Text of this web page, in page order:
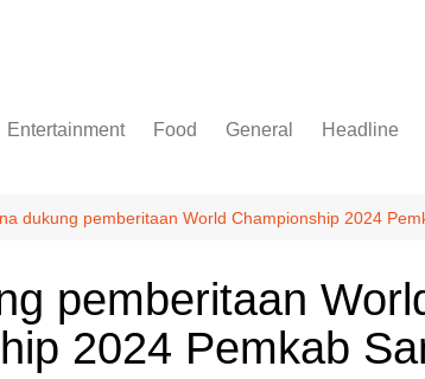
Entertainment Food General Headline
dukung pemberitaan World Championship 2024
pemberitaan
2024 Pemkab